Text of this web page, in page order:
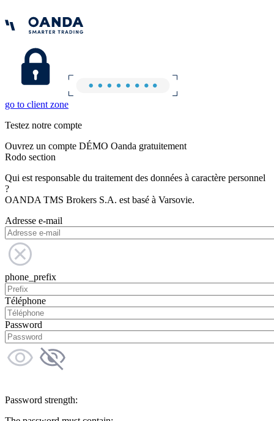
go to client zone
Testez notre compte
Ouvrez un compte DÉMO Oanda gratuitement
Rodo section
Qui est responsable du traitement des données à caractère personnel
?
OANDA TMS Brokers S.A. est basé à Varsovie.
Adresse e-mail
phone_prefix
Téléphone
Password
Password strength: